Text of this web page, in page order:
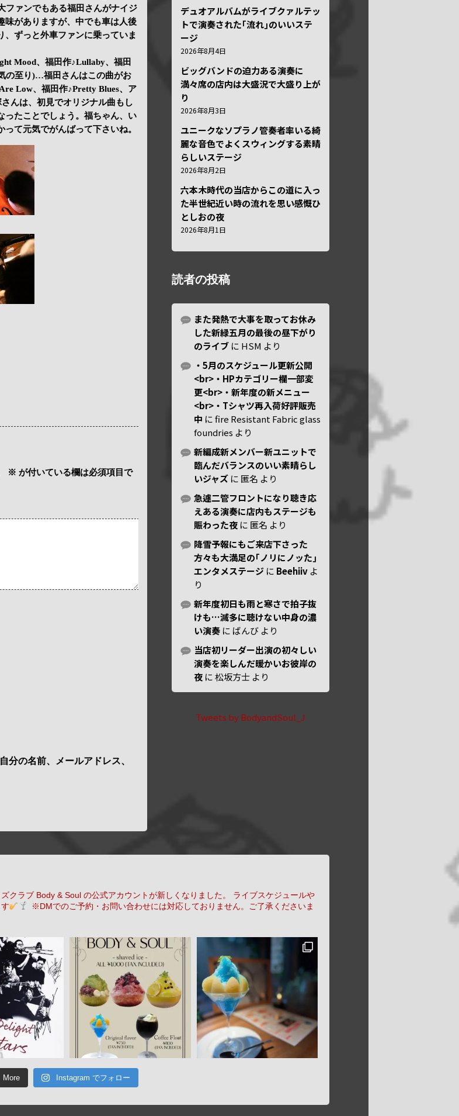
ァンでもある福田さんがナイジ
味がありますが、中でも車は人後
ずっと外車ファンに乗っていま
Mood、福田作♪Lullaby、福田
の至り)…福田さんはこの曲がお
Low、福田作♪Pretty Blues、ア
んは、初見でオリジナル曲もし
ったことでしょう。福ちゃん、い
て元気でがんばって下さいね。
※ が付いている欄は必須項目で
分の名前、メールアドレス、
デュオアルバムがライブクァルテッ
トで演奏された｢流れ｣のいいステ
ージ
2026年8月4日
ビッグバンドの迫力ある演奏に
満々席の店内は大盛況で大盛り上が
り
2026年8月3日
ユニークなソプラノ管奏者率いる綺
麗な音色でよくスウィングする素晴
らしいステージ
2026年8月2日
六本木時代の当店からこの道に入っ
た半世紀近い時の流れを思い感慨ひ
としおの夜
2026年8月1日
読者の投稿
また発熱で大事を取ってお休み
した新緑五月の最後の昼下がり
のライブ に HSM より
・5月のスケジュール更新公開
<br>・HPカテゴリー欄一部変
更<br>・新年度の新メニュー
<br>・Tシャツ再入荷好評販売
中 にfire Resistant Fabric glass
foundries より
新編成新メンバー新ユニットで
臨んだバランスのいい素晴らし
いジャズ に 匿名 より
急遽二管フロントになり聴き応
えある演奏に店内もステージも
賑わった夜 に 匿名 より
降雪予報にもご来店下さった
方々も大満足の｢ノリにノッた｣
エンタメステージ に Beehiiv よ
り
新年度初日も雨と寒さで拍子抜
けも…滅多に聴けない中身の濃
い演奏 に ばんび より
当店初リーダー出演の初々しい
演奏を楽しんだ暖かいお彼岸の
夜 に松坂方士 より
Tweets by BodyandSoul_J
クラブ Body & Soul の公式アカウントが新しくなりました。
ライブスケジュールや
※DMでのご予約・お問い合わせには対応しておりません。ご了承くださいま
More Instagram でフォロー